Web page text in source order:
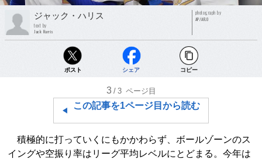
ジャック・ハリス
text by
Jack Harris
photograph by
AP/AFLO
ポスト シェア コピー
3 /3 ページ目
この記事を1ページ目から読む
積極的に打っていくにもかかわらず、ボールゾーンのス
イングや空振り率はリーグ平均レベルにとどまる。今年は